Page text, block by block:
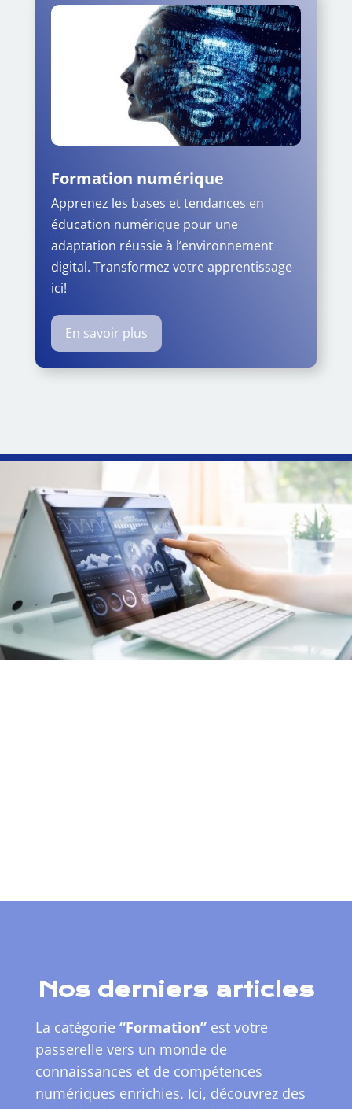
Formation numérique
Apprenez les bases et tendances en
éducation numérique pour une
adaptation réussie à l’environnement
digital. Transformez votre apprentissage
ici!
En savoir plus
Nos derniers articles
La catégorie “Formation”est votre
passerelle vers un monde de
connaissances et de compétences
numériques enrichies. Ici, découvrez des